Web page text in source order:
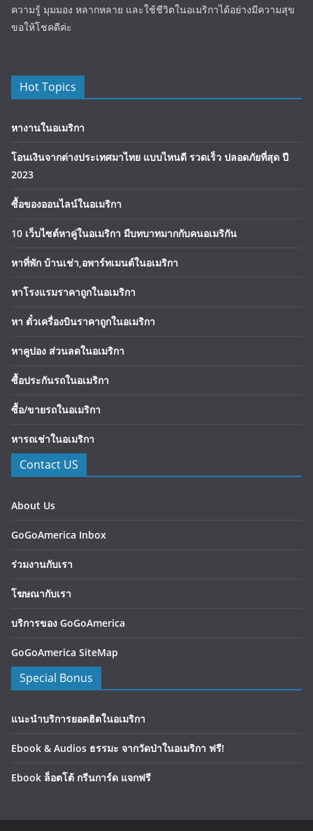
ความรู้ มุมมอง หลากหลาย และใช้ชีวิตในอเมริกาได้อย่างมีความสุข
ขอให้โชคดีค่ะ
Hot Topics
หางานในอเมริกา
โอนเงินจากต่างประเทศมาไทย แบบไหนดี รวดเร็ว ปลอดภัยที่สุด ปี
2023
ซื้อของออนไลน์ในอเมริกา
10 เว็บไซต์หาคู่ในอเมริกา มีบทบาทมากกับคนอเมริกัน
หาที่พัก บ้านเช่า,อพาร์ทเมนต์ในอเมริกา
หาโรงแรมราคาถูกในอเมริกา
หา ตั๋วเครื่องบินราคาถูกในอเมริกา
หาคูปอง ส่วนลดในอเมริกา
ซื้อประกันรถในอเมริกา
ซื้อ/ขายรถในอเมริกา
หารถเช่าในอเมริกา
Contact US
About Us
GoGoAmerica Inbox
ร่วมงานกับเรา
โฆษณากับเรา
บริการของ GoGoAmerica
GoGoAmerica SiteMap
Special Bonus
แนะนำบริการยอดฮิตในอเมริกา
Ebook & Audios ธรรมะ จากวัดป่าในอเมริกา ฟรี!
Ebook ล็อตโต้ กรีนการ์ด แจกฟรี